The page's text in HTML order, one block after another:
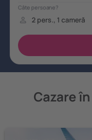
Cazare